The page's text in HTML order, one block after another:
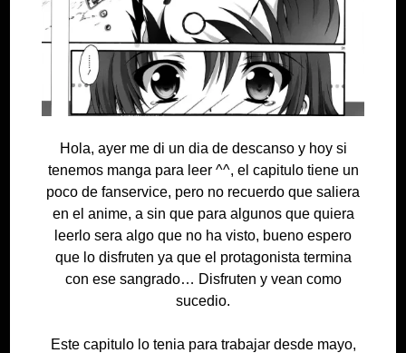
Hola, ayer me di un dia de descanso y hoy si
tenemos manga para leer ^^, el capitulo tiene un
poco de fanservice, pero no recuerdo que saliera
en el anime, a sin que para algunos que quiera
leerlo sera algo que no ha visto, bueno espero
que lo disfruten ya que el protagonista termina
con ese sangrado… Disfruten y vean como
sucedio.
Este capitulo lo tenia para trabajar desde mayo,